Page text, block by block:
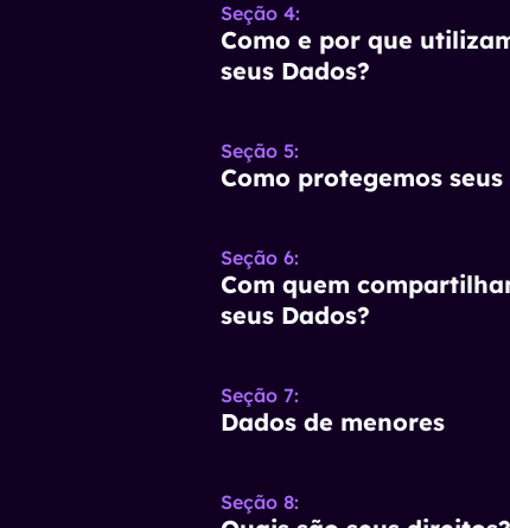
Seção 4:
Como e por que
seus Dados?
Seção 5:
Como protegemos seus
Seção 6:
Com quem
seus Dados?
Seção 7:
Dados de menores
Seção 8: